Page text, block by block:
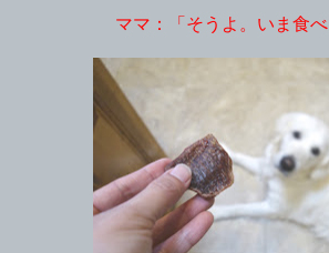
ママ：「そうよ。いま食べ